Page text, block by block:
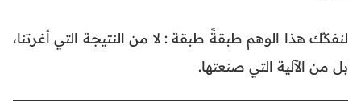
لنفكّك هذا الوهم طبقةً طبقة : لا من النتيجة التي أغرتنا،
بل من الآلية التي صنعتها.